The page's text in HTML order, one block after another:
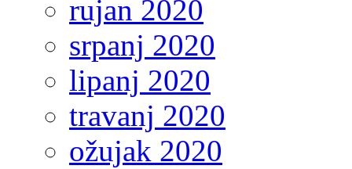
rujan 2020
srpanj 2020
lipanj 2020
travanj 2020
ožujak 2020